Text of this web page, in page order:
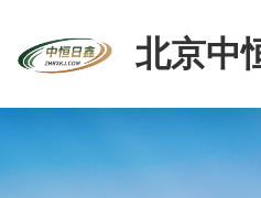
北京中